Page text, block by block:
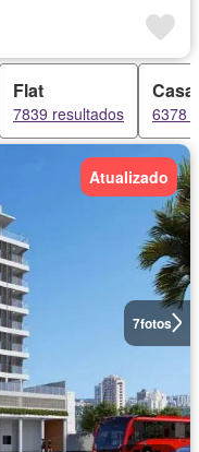
Flat
7839 resultados
Casa
6378
7fotos
Atualizado